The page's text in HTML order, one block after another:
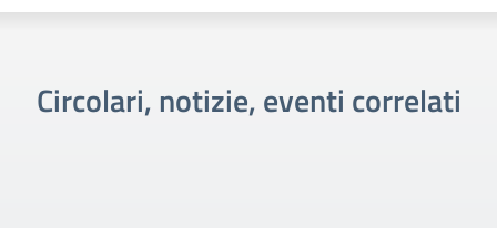
Circolari, notizie, eventi correlati